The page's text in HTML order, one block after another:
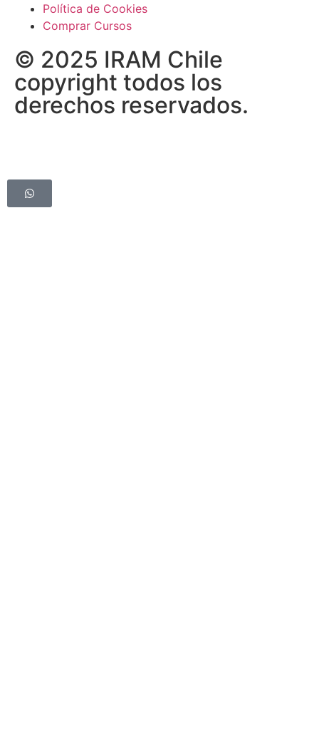
Política de Cookies
Comprar Cursos
© 2025 IRAM Chile
copyright todos los
derechos reservados.